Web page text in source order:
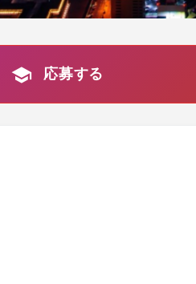
応募する